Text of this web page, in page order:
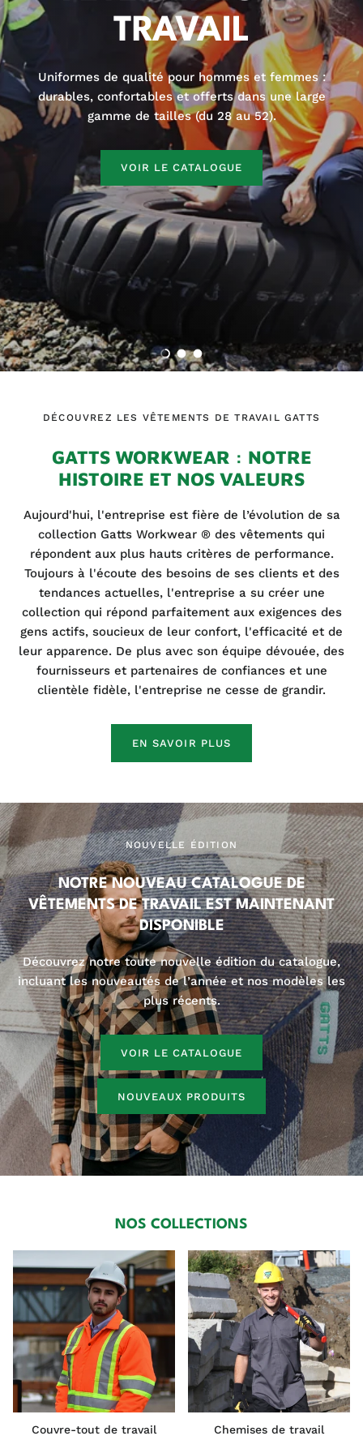
TRAVAIL
Uniformes de qualité pour hommes et femmes :
durables, confortables et offerts dans une large
gamme de tailles (du 28 au 52).
VOIR LE CATALOGUE
Charger la diapositive 1 de 3
Charger la diapositive 2 de 3
Charger la diapositive 3 de
DÉCOUVREZ LES VÊTEMENTS DE TRAVAIL GATTS
GATTS WORKWEAR : NOTRE
HISTOIRE ET NOS VALEURS
Aujourd'hui, l'entreprise est fière de l’évolution de sa
collection Gatts Workwear ® des vêtements qui
répondent aux plus hauts critères de performance.
Toujours à l'écoute des besoins de ses clients et des
tendances actuelles, l'entreprise a su créer une
collection qui répond parfaitement aux exigences des
gens actifs, soucieux de leur confort, l'efficacité et de
leur apparence. De plus avec son équipe dévouée, des
fournisseurs et partenaires de confiances et une
clientèle fidèle, l'entreprise ne cesse de grandir.
EN SAVOIR PLUS
NOUVELLE ÉDITION
NOTRE NOUVEAU CATALOGUE DE
VÊTEMENTS DE TRAVAIL EST MAINTENANT
DISPONIBLE
Découvrez notre toute nouvelle édition du catalogue,
incluant les nouveautés de l’année et nos modèles les
plus récents.
VOIR LE CATALOGUE
NOUVEAUX PRODUITS
NOS COLLECTIONS
Couvre-tout de travail Chemises de travail